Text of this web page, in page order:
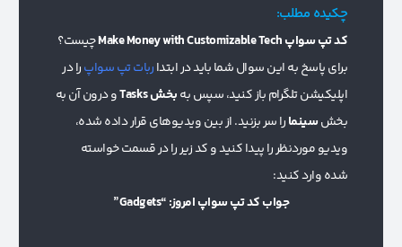
چکیده مطلب:
کد تپ سواپ Make Money with Customizable Tech
چیست؟
برای پاسخ به این سوال شما باید در ابتداربات تپ سواپرا در
اپلیکیشن تلگرام باز کنید، سپس بهبخش Tasks
و درون آن به
بخشسینمارا سر بزنید. از بین ویدیوهای قرار داده شده،
ویدیو موردنظر را پیدا کنید و کد زیر را در قسمت خواسته
شده وارد کنید:
جواب کد تپ سواپ امروز: “Gadgets”